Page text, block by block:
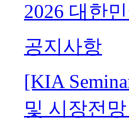
2026 대한
공지사항
[KIA
및 시장전